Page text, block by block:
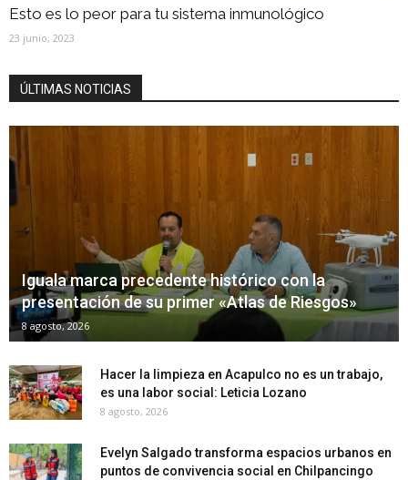
Esto es lo peor para tu sistema inmunológico
23 junio, 2023
ÚLTIMAS NOTICIAS
Iguala marca precedente histórico con la
presentación de su primer «Atlas de Riesgos»
8 agosto, 2026
Hacer la limpieza en Acapulco no es un trabajo,
es una labor social: Leticia Lozano
8 agosto, 2026
Evelyn Salgado transforma espacios urbanos en
puntos de convivencia social en Chilpancingo